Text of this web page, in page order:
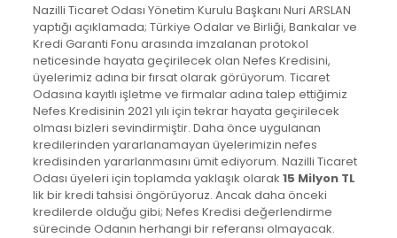
Nazilli Ticaret Odası Yönetim Kurulu Başkanı Nuri ARSLAN
yaptığı açıklamada; Türkiye Odalar ve Birliği, Bankalar ve
Kredi Garanti Fonu arasında imzalanan protokol
neticesinde hayata geçirilecek olan Nefes Kredisini,
üyelerimiz adına bir fırsat olarak görüyorum. Ticaret
Odasına kayıtlı işletme ve firmalar adına talep ettiğimiz
Nefes Kredisinin 2021 yılı için tekrar hayata geçirilecek
olması bizleri sevindirmiştir. Daha önce uygulanan
kredilerinden yararlanamayan üyelerimizin nefes
kredisinden yararlanmasını ümit ediyorum. Nazilli Ticaret
Odası üyeleri için toplamda yaklaşık olarak 15 Milyon TL
lik bir kredi tahsisi öngörüyoruz. Ancak daha önceki
kredilerde olduğu gibi; Nefes Kredisi değerlendirme
sürecinde Odanın herhangi bir referansı olmayacak.